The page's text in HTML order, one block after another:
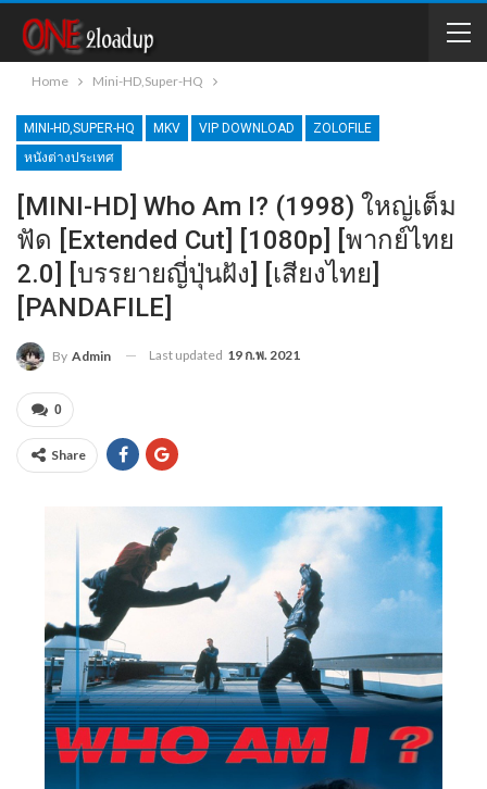
Home Mini-HD,Super-HQ
MINI-HD,SUPER-HQ MKV VIP DOWNLOAD
ZOLOFILE
หนังต่างประเทศ
[MINI-HD] Who Am I? (1998) ใหญ่เต็ม
ฟัด [Extended Cut] [1080p] [พากย์ไทย
2.0] [บรรยายญี่ปุ่นฝัง] [เสียงไทย]
[PANDAFILE]
By Admin Last updated 19 ก.พ. 2021
0
Share